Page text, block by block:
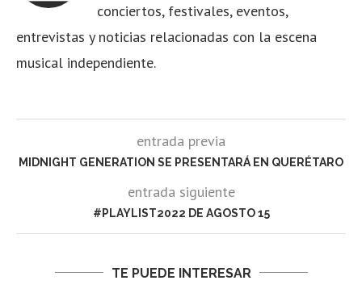
conciertos, festivales, eventos,
entrevistas y noticias relacionadas con la escena
musical independiente.
entrada previa
MIDNIGHT GENERATION SE PRESENTARÁ EN QUERÉTARO
entrada siguiente
#PLAYLIST2022 DE AGOSTO 15
TE PUEDE INTERESAR